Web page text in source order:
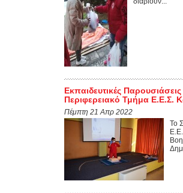
Εκπαιδευτικές
Περιφερειακό Τμήμα Ε.Ε.Σ.
Πέμπτη 21 Απρ 2022
Το